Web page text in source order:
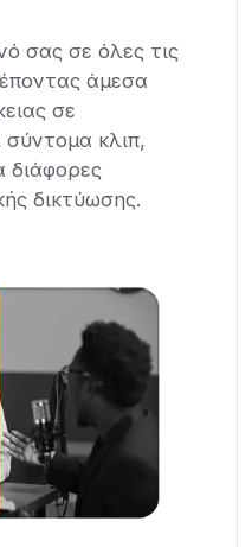
σας σε όλες τις
άμεσα
σε
κλιπ,
διάφορες
δικτύωσης.